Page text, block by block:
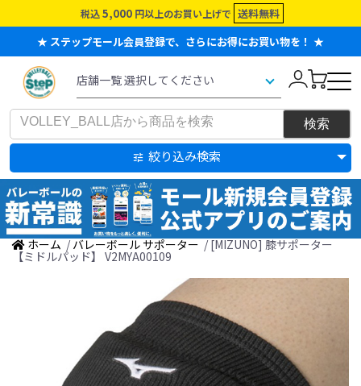
税込 5,000 円以上のお買い上げで 送料無料
★ ステップモール会員登録で、さらにお得にお買い物を！ ★
絞り込み検索
ホーム / バレーボール サポーター / [MIZUNO] 膝サポーター
【ミドルパッド】 V2MYA00109